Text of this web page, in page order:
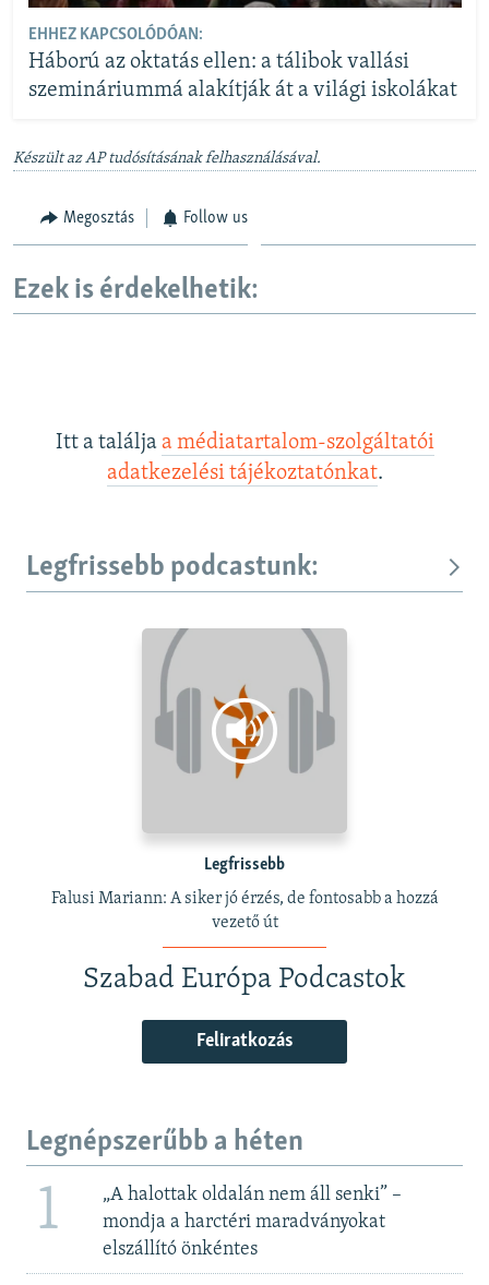
EHHEZ KAPCSOLÓDÓAN:
Háború az oktatás ellen: a tálibok vallási
szemináriummá alakítják át a világi iskolákat
Készült az AP tudósításának felhasználásával.
Megosztás Follow us
Ezek is érdekelhetik:
Itt a találja a médiatartalom-szolgáltatói
adatkezelési tájékoztatónkat.
Legfrissebb podcastunk:
Legfrissebb
Falusi Mariann: A siker jó érzés, de fontosabb a hozzá
vezető út
Szabad Európa Podcastok
Feliratkozás
Legnépszerűbb a héten
1
„A halottak oldalán nem áll senki” –
mondja a harctéri maradványokat
elszállító önkéntes